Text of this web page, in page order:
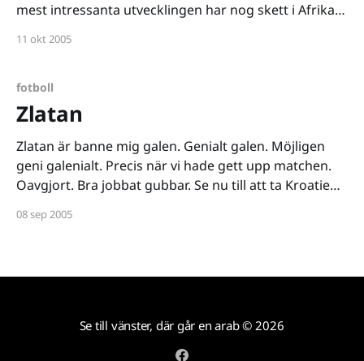
mest intressanta utvecklingen har nog skett i Afrika.
Varken Sydafrika, Kamerun, Nigeria, Egypten,
11 okt 2005
fotboll
Zlatan
Zlatan är banne mig galen. Genialt galen. Möjligen
geni galenialt. Precis när vi hade gett upp matchen.
Oavgjort. Bra jobbat gubbar. Se nu till att ta Kroatien.
minuten. Tre poäng och vi har troligen kvalat in till
08 sep 2005
Se till vänster, där går en arab© 2026